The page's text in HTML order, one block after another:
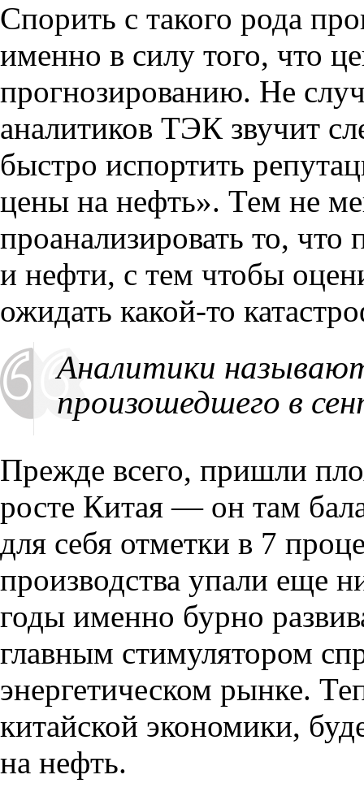
Спорить с такого рода
именно в силу того, что
прогнозированию. Не
аналитиков ТЭК звучит
быстро испортить
цены на нефть». Тем не
проанализировать то, что
и нефти, с тем чтобы
ожидать какой-то
Аналитики называют
произошедшего в
Прежде всего, пришли
росте Китая — он там
для себя отметки в 7
производства упали еще
годы именно бурно
главным стимулятором
энергетическом рынке.
китайской экономики,
на нефть.